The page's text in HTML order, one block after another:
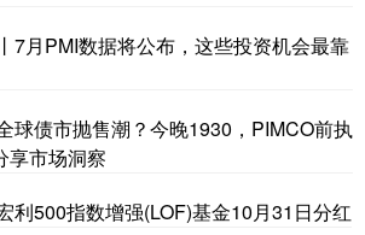
7月PMI数据将公布，这些投资机会最靠
球债市抛售潮？今晚1930，PIMCO前执
享市场洞察
利500指数增强(LOF)基金10月31日分红